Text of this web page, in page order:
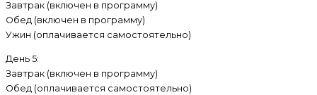
Завтрак (включен в программу)
Обед (включен в программу)
Ужин (оплачивается самостоятельно)
День 5:
Завтрак (включен в программу)
Обед (оплачивается самостоятельно)